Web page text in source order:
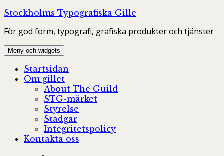
Hoppa
innehåll
Stockholms Typografiska Gille
För god form, typografi, grafiska produkter och tjänster
Meny och widgets
Startsidan
Om gillet
About The Guild
STG-märket
Styrelse
Stadgar
Integritetspolicy
Kontakta oss